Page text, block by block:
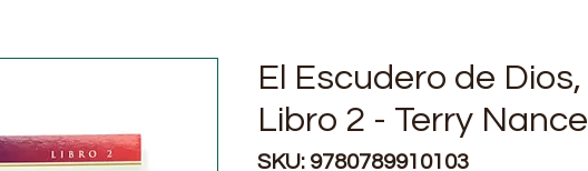
El Escudero de Dios,
Libro 2 - Terry Nance
SKU: 9780789910103